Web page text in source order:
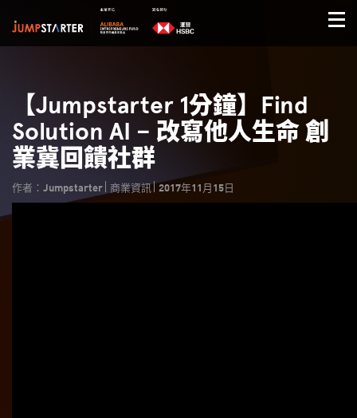
【Jumpstarter 1分鐘】Find
Solution AI – 改寫他人生命 創
業冀回饋社群
作者：Jumpstarter 商業資訊 2017年11月15日